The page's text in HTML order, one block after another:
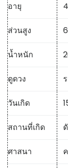
อายุ
ส่วนสูง
น้ำหนัก
ดูดวง
วันเกิด
สถานที่เกิด
ศาสนา